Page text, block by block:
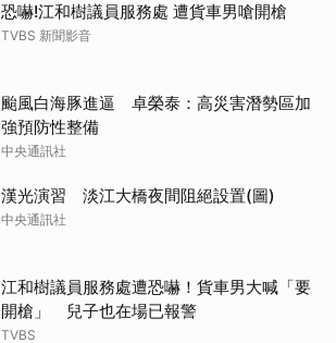
恐嚇!江和樹議員服務處 遭貨車男嗆開槍
TVBS 新聞影音
颱風白海豚進逼 卓榮泰：高災害潛勢區加
強預防性整備
中央通訊社
漢光演習 淡江大橋夜間阻絕設置(圖)
中央通訊社
江和樹議員服務處遭恐嚇！貨車男大喊「要
開槍」 兒子也在場已報警
TVBS